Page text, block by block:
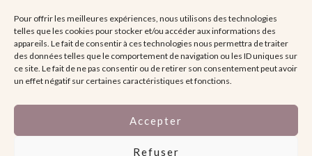
Pour offrir les meilleures expériences, nous utilisons des technologies
telles que les cookies pour stocker et/ou accéder aux informations des
appareils. Le fait de consentir à ces technologies nous permettra de traiter
des données telles que le comportement de navigation ou les ID uniques sur
ce site. Le fait de ne pas consentir ou de retirer son consentement peut avoir
un effet négatif sur certaines caractéristiques et fonctions.
Accepter
Refuser
Mentions légales